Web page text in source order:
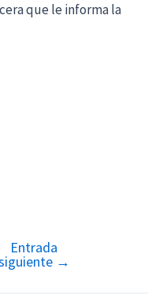
que le informa la
Entrada
→